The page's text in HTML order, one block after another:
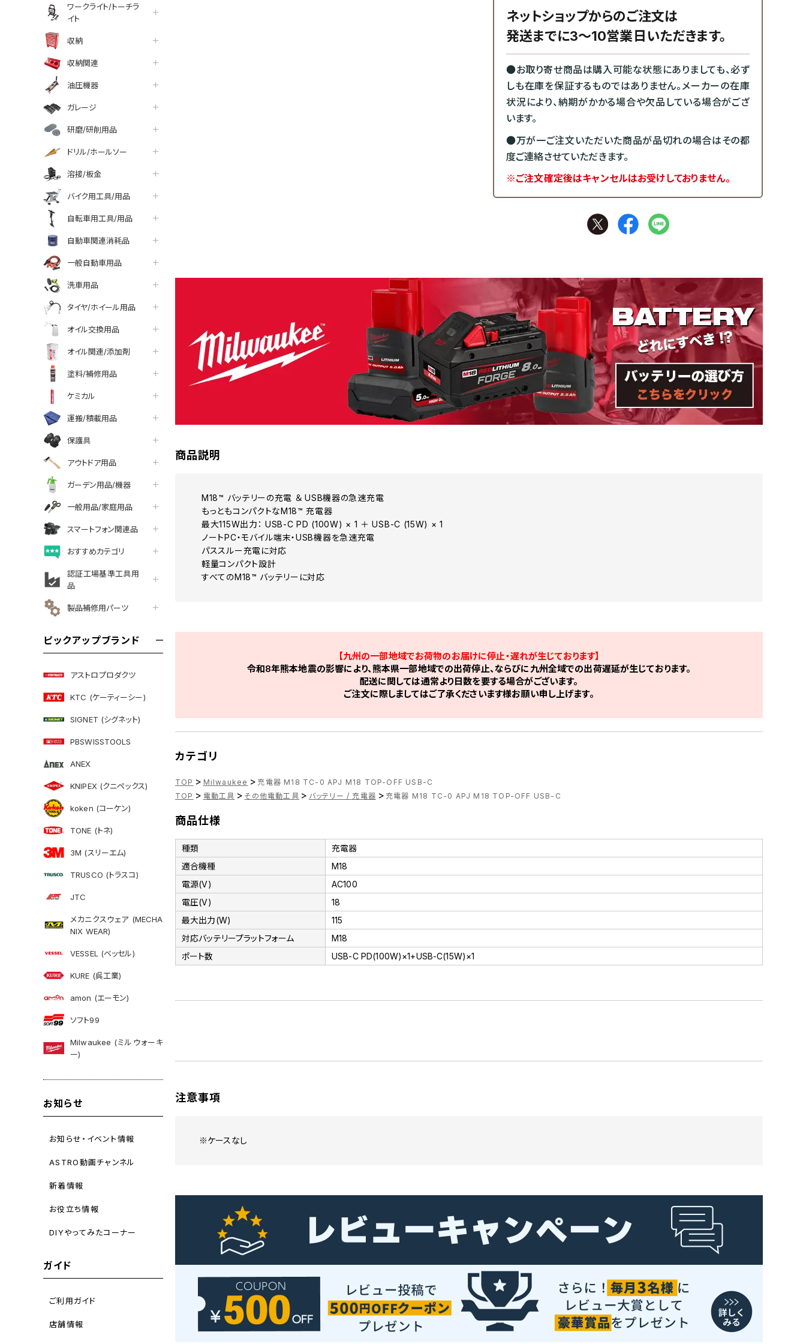
ワークライト/トーチラ
イト
収納
収納関連
油圧機器
ガレージ
研磨/研削用品
ドリル/ホールソー
溶接/板金
バイク用工具/用品
自転車用工具/用品
自動車関連消耗品
一般自動車用品
洗車用品
タイヤ/ホイール用品
オイル交換用品
オイル関連/添加剤
塗料/補修用品
ケミカル
運搬/積載用品
保護具
アウトドア用品
ガーデン用品/機器
一般用品/家庭用品
スマートフォン関連品
おすすめカテゴリ
認証工場基準工具用
品
製品補修用パーツ
ピックアップブランド
アストロプロダクツ
KTC (ケーティーシー)
SIGNET (シグネット)
PBSWISSTOOLS
ANEX
KNIPEX (クニペックス)
koken (コーケン)
TONE (トネ)
3M (スリーエム)
TRUSCO (トラスコ)
JTC
メカニクスウェア (MECHA
NIX WEAR)
VESSEL (ベッセル)
KURE (呉工業)
amon (エーモン)
ソフト99
Milwaukee (ミルウォーキ
ー)
お知らせ
お知らせ・イベント情報
ASTRO動画チャンネル
新着情報
お役立ち情報
DIYやってみたコーナー
ガイド
ご利用ガイド
店舗情報
ネットショップからのご注文は
発送までに3～10営業日いただきます。
●お取り寄せ商品は購入可能な状態にありましても、必ず
しも在庫を保証するものではありません。メーカーの在庫
状況により、納期がかかる場合や欠品している場合がござ
います。
●万が一ご注文いただいた商品が品切れの場合はその都
度ご連絡させていただきます。
※ご注文確定後はキャンセルはお受けしておりません。
facebook
line
商品説明
M18™ バッテリーの充電 ＆ USB機器の急速充電​
もっともコンパクトなM18™ 充電器
最大115W出力： USB-C PD (100W) × 1 ＋ USB-C (15W) × 1​
ノートPC・モバイル端末・USB機器を急速充電
パススルー充電に対応
軽量コンパクト設計​
すべてのM18™ バッテリーに対応
【九州の一部地域でお荷物のお届けに停止・遅れが生じております】
令和8年熊本地震の影響により、熊本県一部地域での出荷停止、ならびに九州全域での出荷遅延が生じております。
配送に関しては通常より日数を要する場合がございます。
ご注文に際しましてはご了承くださいます様お願い申し上げます。
カテゴリ
TOP > Milwaukee > 充電器 M18 TC-0 APJ M18 TOP-OFF USB-C
TOP > 電動工具 > その他電動工具 > バッテリー / 充電器 > 充電器 M18 TC-0 APJ M18 TOP-OFF USB-C
商品仕様
種類
充電器
適合機種
M18
電源(V)
AC100
電圧(V)
18
最大出力(W)
115
対応バッテリープラットフォーム
M18
ポート数
USB-C PD(100W)×1+USB-C(15W)×1
注意事項
※ケースなし